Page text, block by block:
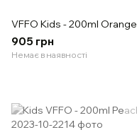
VFFO Kids - 200ml Orange
905 грн
Немає в наявності